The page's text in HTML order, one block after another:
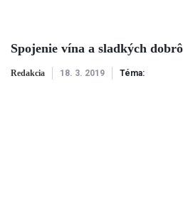
Spojenie vína a sladkých
Redakcia 18. 3. 2019 Téma: